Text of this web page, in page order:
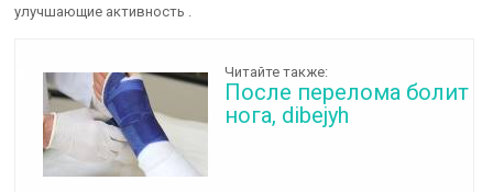
улучшающие активность .
Читайте также:
После перелома болит
нога, dibejyh